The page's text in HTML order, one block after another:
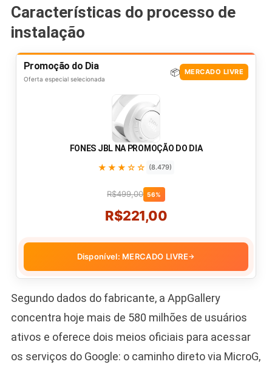
Características do processo de
instalação
Promoção do Dia
Oferta especial selecionada
📦 MERCADO LIVRE
FONES JBL NA PROMOÇÃO DO DIA
★★★☆☆ (8.479)
R$499,00 56%
R$221,00
Disponível: MERCADO LIVRE→
Segundo dados do fabricante, a AppGallery
concentra hoje mais de 580 milhões de usuários
ativos e oferece dois meios oficiais para acessar
os serviços do Google: o caminho direto via MicroG,